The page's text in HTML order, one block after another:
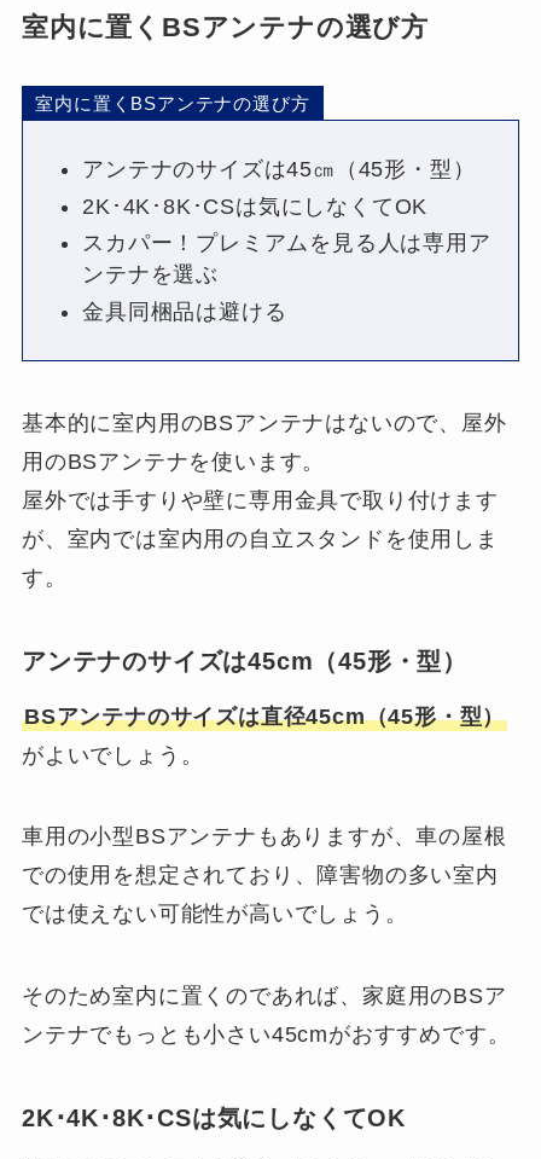
室内に置くBSアンテナの選び方
室内に置くBSアンテナの選び方
アンテナのサイズは45㎝（45形・型）
2K･4K･8K･CSは気にしなくてOK
スカパー！プレミアムを見る人は専用ア
ンテナを選ぶ
金具同梱品は避ける
基本的に室内用のBSアンテナはないので、屋外
用のBSアンテナを使います。
屋外では手すりや壁に専用金具で取り付けます
が、室内では室内用の自立スタンドを使用しま
す。
アンテナのサイズは45cm（45形・型）
BSアンテナのサイズは直径45cm（45形・型）
がよいでしょう。
車用の小型BSアンテナもありますが、車の屋根
での使用を想定されており、障害物の多い室内
では使えない可能性が高いでしょう。
そのため室内に置くのであれば、家庭用のBSア
ンテナでもっとも小さい45cmがおすすめです。
2K･4K･8K･CSは気にしなくてOK